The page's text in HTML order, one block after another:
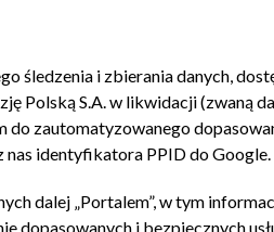
Pomoc Biuro reklamy Kontakt
śledzenia i zbierania danych,
Polską S.A. w likwidacji (zwaną
do zautomatyzowanego
nas identyfikatora PPID do Google.
dalej „Portalem”, w tym
i bezpiecznych